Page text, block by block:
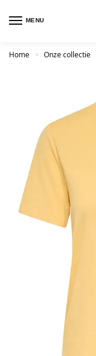
MENU
Home > Onze collectie